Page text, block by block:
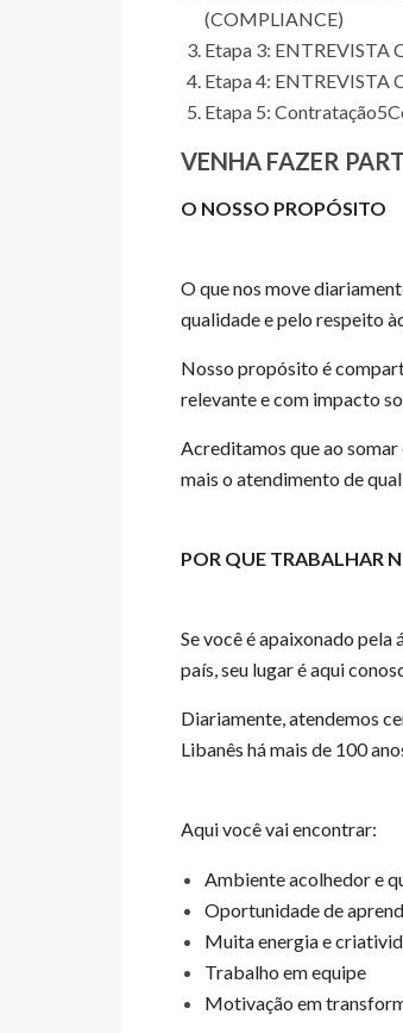
(COMPLIANCE)
Etapa 3: ENTREVISTA
Etapa 4: ENTREVISTA
Etapa 5: Contratação5
VENHA FAZER
O NOSSO PROPÓSITO
O que nos move
qualidade e pelo respeito
Nosso propósito é
relevante e com impacto
Acreditamos que ao
mais o atendimento de
POR QUE TRABALHAR
Se você é apaixonado pela
país, seu lugar é aqui
Diariamente, atendemos
Libanês há mais de 100
Aqui você vai encontrar:
Ambiente acolhedor e
Oportunidade de
Muita energia e
Trabalho em equipe
Motivação em